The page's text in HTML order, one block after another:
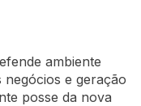
ambiente
e geração
posse da nova